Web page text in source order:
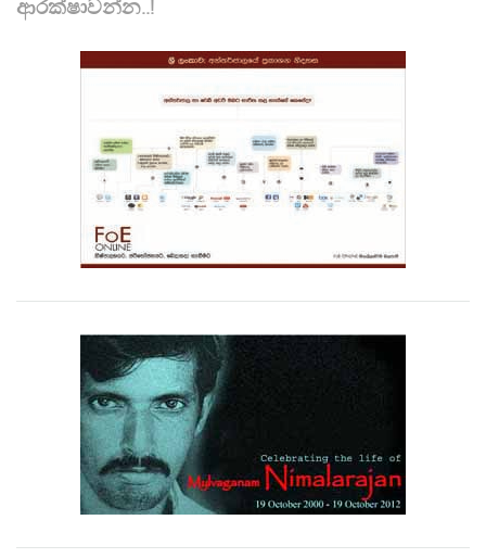
ආරක්ෂාවන්න..!